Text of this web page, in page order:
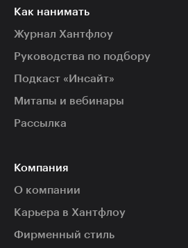
Как нанимать
Журнал Хантфлоу
Руководства по подбору
Подкаст «Инсайт»
Митапы и вебинары
Рассылка
Компания
О компании
Карьера в Хантфлоу
Фирменный стиль